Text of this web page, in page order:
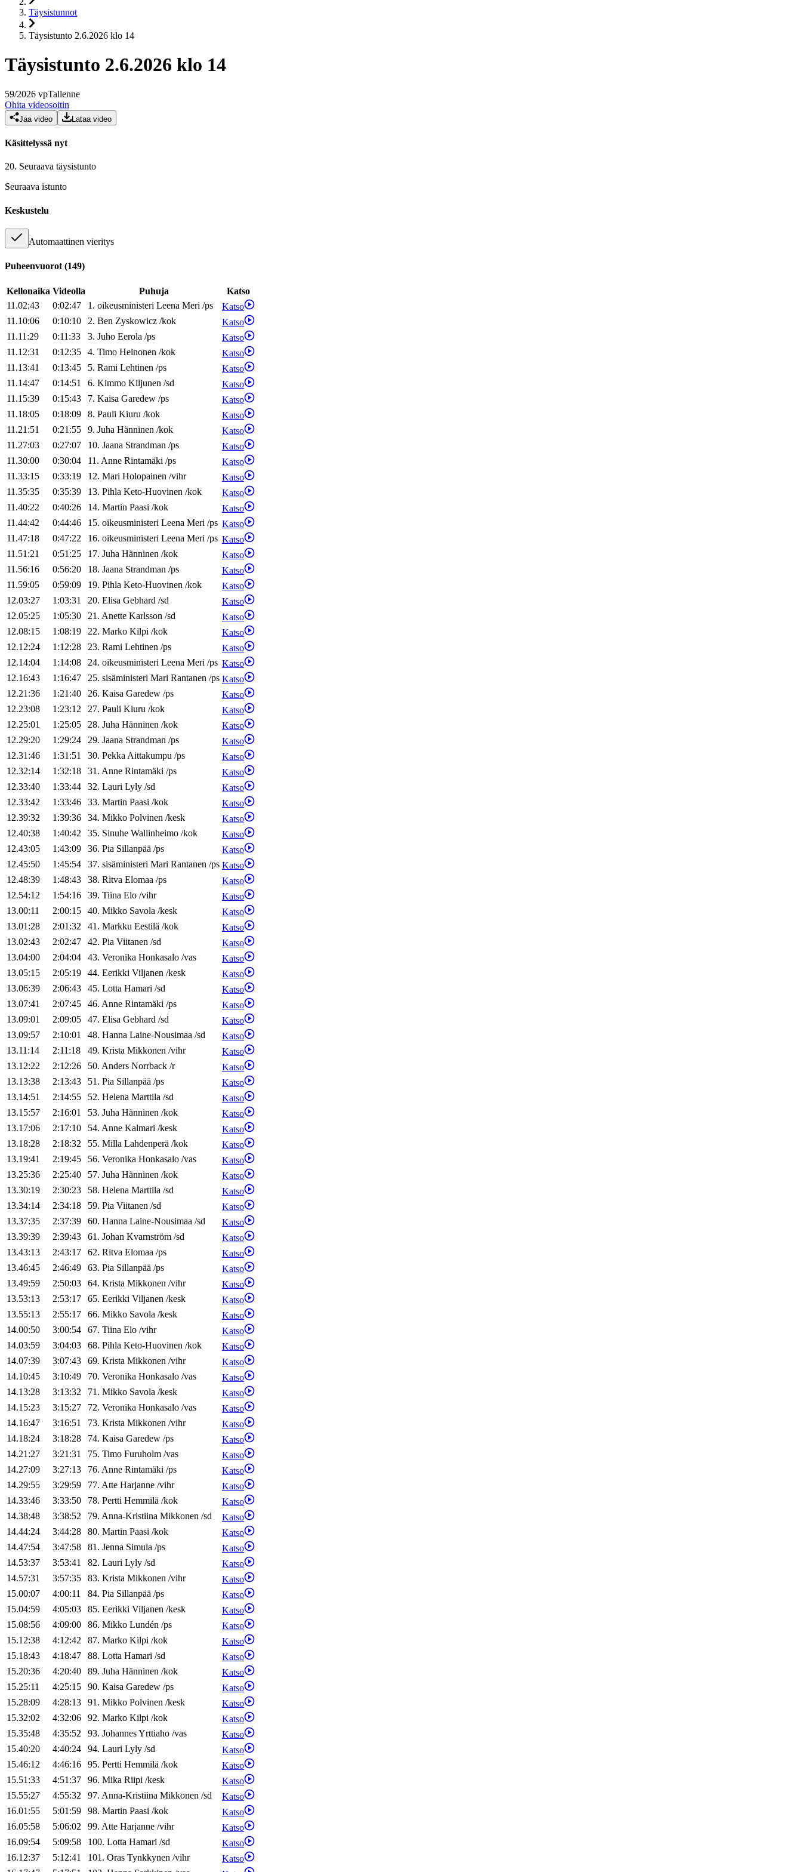
Täysistunnot
Täysistunto 2.6.2026 klo 14
Täysistunto 2.6.2026 klo 14
59/2026 vpTallenne
Ohita videosoitin
Jaa video Lataa video
Käsittelyssä nyt
20. Seuraava täysistunto
Seuraava istunto
Keskustelu
Automaattinen vieritys
Puheenvuorot (149)
Kellonaika Videolla Puhuja
Katso
11.02:43
0:02:47 1. oikeusministeri Leena Meri /ps
Katso
11.10:06
0:10:10 2. Ben Zyskowicz /kok
Katso
11.11:29
0:11:33 3. Juho Eerola /ps
Katso
11.12:31
0:12:35 4. Timo Heinonen /kok
Katso
11.13:41
0:13:45 5. Rami Lehtinen /ps
Katso
11.14:47
0:14:51 6. Kimmo Kiljunen /sd
Katso
11.15:39
0:15:43 7. Kaisa Garedew /ps
Katso
11.18:05
0:18:09 8. Pauli Kiuru /kok
Katso
11.21:51
0:21:55 9. Juha Hänninen /kok
Katso
11.27:03
0:27:07 10. Jaana Strandman /ps
Katso
11.30:00
0:30:04 11. Anne Rintamäki /ps
Katso
11.33:15
0:33:19 12. Mari Holopainen /vihr
Katso
11.35:35
0:35:39 13. Pihla Keto-Huovinen /kok
Katso
11.40:22
0:40:26 14. Martin Paasi /kok
Katso
11.44:42
0:44:46 15. oikeusministeri Leena Meri /ps Katso
11.47:18
0:47:22 16. oikeusministeri Leena Meri /ps Katso
11.51:21
0:51:25 17. Juha Hänninen /kok
Katso
11.56:16
0:56:20 18. Jaana Strandman /ps
Katso
11.59:05
0:59:09 19. Pihla Keto-Huovinen /kok
Katso
12.03:27
1:03:31 20. Elisa Gebhard /sd
Katso
12.05:25
1:05:30 21. Anette Karlsson /sd
Katso
12.08:15
1:08:19 22. Marko Kilpi /kok
Katso
12.12:24
1:12:28 23. Rami Lehtinen /ps
Katso
12.14:04
1:14:08 24. oikeusministeri Leena Meri /ps Katso
12.16:43
1:16:47 25. sisäministeri Mari Rantanen /ps Katso
12.21:36
1:21:40 26. Kaisa Garedew /ps
Katso
12.23:08
1:23:12 27. Pauli Kiuru /kok
Katso
12.25:01
1:25:05 28. Juha Hänninen /kok
Katso
12.29:20
1:29:24 29. Jaana Strandman /ps
Katso
12.31:46
1:31:51 30. PekkaAittakumpu /ps
Katso
12.32:14
1:32:18 31. Anne Rintamäki /ps
Katso
12.33:40
1:33:44 32. Lauri Lyly /sd
Katso
12.33:42
1:33:46 33. Martin Paasi /kok
Katso
12.39:32
1:39:36 34. Mikko Polvinen /kesk
Katso
12.40:38
1:40:42 35. Sinuhe Wallinheimo /kok
Katso
12.43:05
1:43:09 36. Pia Sillanpää /ps
Katso
12.45:50
1:45:54 37. sisäministeri Mari Rantanen /ps Katso
12.48:39
1:48:43 38. Ritva Elomaa /ps
Katso
12.54:12
1:54:16 39. Tiina Elo /vihr
Katso
13.00:11
2:00:15 40. Mikko Savola /kesk
Katso
13.01:28
2:01:32 41. Markku Eestilä /kok
Katso
13.02:43
2:02:47 42. Pia Viitanen /sd
Katso
13.04:00
2:04:04 43. Veronika Honkasalo /vas
Katso
13.05:15
2:05:19 44. Eerikki Viljanen /kesk
Katso
13.06:39
2:06:43 45. Lotta Hamari /sd
Katso
13.07:41
2:07:45 46. Anne Rintamäki /ps
Katso
13.09:01
2:09:05 47. Elisa Gebhard /sd
Katso
13.09:57
2:10:01 48. Hanna Laine-Nousimaa /sd
Katso
13.11:14
2:11:18 49. Krista Mikkonen /vihr
Katso
13.12:22
2:12:26 50. Anders Norrback /r
Katso
13.13:38
2:13:43 51. Pia Sillanpää /ps
Katso
13.14:51
2:14:55 52. Helena Marttila /sd
Katso
13.15:57
2:16:01 53. Juha Hänninen /kok
Katso
13.17:06
2:17:10 54. Anne Kalmari /kesk
Katso
13.18:28
2:18:32 55. Milla Lahdenperä /kok
Katso
13.19:41
2:19:45 56. Veronika Honkasalo /vas
Katso
13.25:36
2:25:40 57. Juha Hänninen /kok
Katso
13.30:19
2:30:23 58. Helena Marttila /sd
Katso
13.34:14
2:34:18 59. Pia Viitanen /sd
Katso
13.37:35
2:37:39 60. Hanna Laine-Nousimaa /sd
Katso
13.39:39
2:39:43 61. Johan Kvarnström /sd
Katso
13.43:13
2:43:17 62. Ritva Elomaa /ps
Katso
13.46:45
2:46:49 63. Pia Sillanpää /ps
Katso
13.49:59
2:50:03 64. Krista Mikkonen /vihr
Katso
13.53:13
2:53:17 65. Eerikki Viljanen /kesk
Katso
13.55:13
2:55:17 66. Mikko Savola /kesk
Katso
14.00:50
3:00:54 67. Tiina Elo /vihr
Katso
14.03:59
3:04:03 68. Pihla Keto-Huovinen /kok
Katso
14.07:39
3:07:43 69. Krista Mikkonen /vihr
Katso
14.10:45
3:10:49 70. Veronika Honkasalo /vas
Katso
14.13:28
3:13:32 71. Mikko Savola /kesk
Katso
14.15:23
3:15:27 72. Veronika Honkasalo /vas
Katso
14.16:47
3:16:51 73. Krista Mikkonen /vihr
Katso
14.18:24
3:18:28 74. Kaisa Garedew /ps
Katso
14.21:27
3:21:31 75. Timo Furuholm /vas
Katso
14.27:09
3:27:13 76. Anne Rintamäki /ps
Katso
14.29:55
3:29:59 77. Atte Harjanne /vihr
Katso
14.33:46
3:33:50 78. Pertti Hemmilä /kok
Katso
14.38:48
3:38:52 79. Anna-Kristiina Mikkonen /sd
Katso
14.44:24
3:44:28 80. Martin Paasi /kok
Katso
14.47:54
3:47:58 81. Jenna Simula /ps
Katso
14.53:37
3:53:41 82. Lauri Lyly /sd
Katso
14.57:31
3:57:35 83. Krista Mikkonen /vihr
Katso
15.00:07
4:00:11 84. Pia Sillanpää /ps
Katso
15.04:59
4:05:03 85. Eerikki Viljanen /kesk
Katso
15.08:56
4:09:00 86. Mikko Lundén /ps
Katso
15.12:38
4:12:42 87. Marko Kilpi /kok
Katso
15.18:43
4:18:47 88. Lotta Hamari /sd
Katso
15.20:36
4:20:40 89. Juha Hänninen /kok
Katso
15.25:11
4:25:15 90. Kaisa Garedew /ps
Katso
15.28:09
4:28:13 91. Mikko Polvinen /kesk
Katso
15.32:02
4:32:06 92. Marko Kilpi /kok
Katso
15.35:48
4:35:52 93. JohannesYrttiaho /vas
Katso
15.40:20
4:40:24 94. Lauri Lyly /sd
Katso
15.46:12
4:46:16 95. Pertti Hemmilä /kok
Katso
15.51:33
4:51:37 96. Mika Riipi /kesk
Katso
15.55:27
4:55:32 97. Anna-Kristiina Mikkonen /sd
Katso
16.01:55
5:01:59 98. Martin Paasi /kok
Katso
16.05:58
5:06:02 99. Atte Harjanne /vihr
Katso
16.09:54
5:09:58 100. Lotta Hamari /sd
Katso
16.12:37
5:12:41 101. Oras Tynkkynen /vihr
Katso